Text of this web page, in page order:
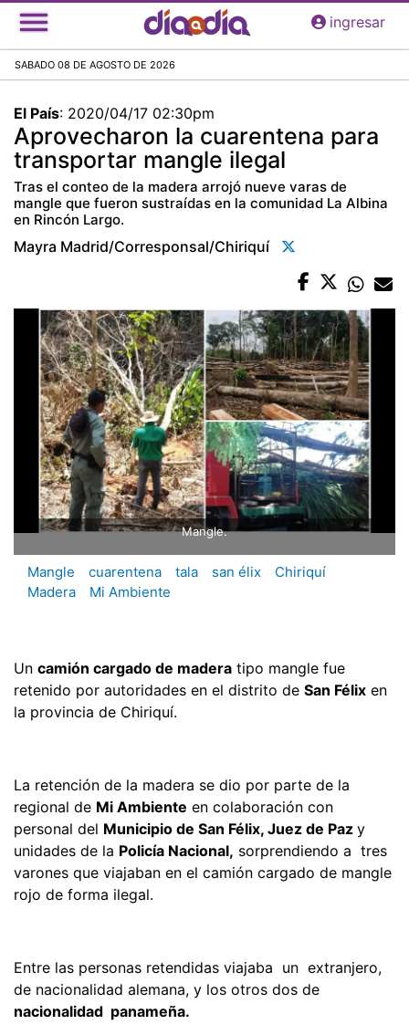
Pasar
al
principal
ingresar
SABADO 08 DE AGOSTO DE 2026
El País: 2020/04/17 02:30pm
Aprovecharon la cuarentena para
transportar mangle ilegal
Tras el conteo de la madera arrojó nueve varas de
mangle que fueron sustraídas en la comunidad La Albina
en Rincón Largo.
Mayra Madrid/corresponsal/chiriquí
Mangle.
Mangle cuarentena tala san élix
Chiriquí
Madera
Mi Ambiente
Un camión cargado de madera tipo mangle fue
retenido por autoridades en el distrito de San Félix en
la provincia de Chiriquí.
La retención de la madera se dio por parte de la
regional de Mi Ambiente en colaboración con
personal del Municipio de San Félix, Juez de Paz y
unidades de la Policía Nacional, sorprendiendo a tres
varones que viajaban en el camión cargado de mangle
rojo de forma ilegal.
Entre las personas retendidas viajaba un extranjero,
de nacionalidad alemana, y los otros dos de
nacionalidad panameña.